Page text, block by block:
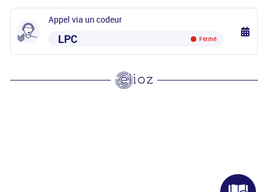
Appel via un codeur
LPC Fermé